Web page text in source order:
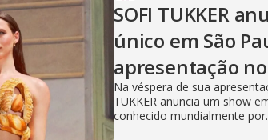
SOFI TUKKER
único em São
apresentação
Na véspera de sua
TUKKER anuncia um show
conhecido mundialmente